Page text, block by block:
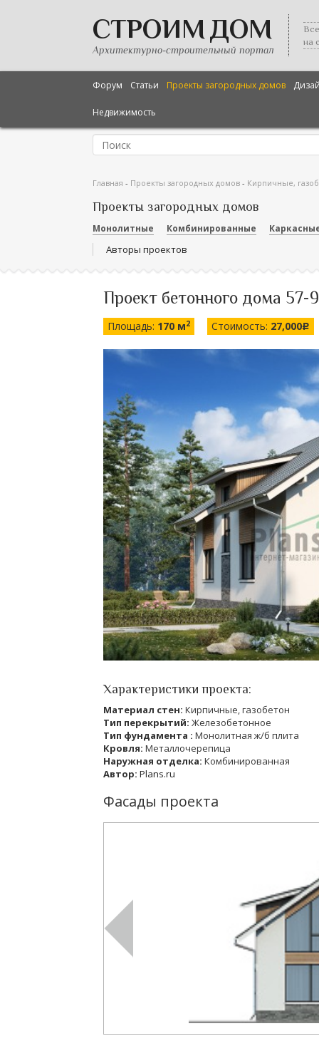
СТРОИМ ДОМ
Архитектурно-строительный портал
на
Форум Статьи Проекты загородных домов
Недвижимость
Главная - Проекты загородных домов - Кирпичные,
Проекты загородных домов
Монолитные Комбинированные
Авторы проектов
Проект бетонного дома 57-
Площадь: 170 м2 Стоимость: 27,000c
Характеристики проекта:
Материал стен: Кирпичные, газобетон
Тип перекрытий: Железобетонное
Тип фундамента : Монолитная ж/б плита
Кровля: Металлочерепица
Наружная отделка: Комбинированная
Автор: Plans.ru
Фасады проекта